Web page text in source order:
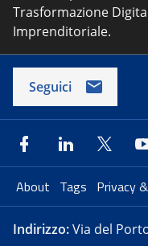
Trasformazione
Imprenditoriale.
Seguici
About Tags Privacy
Indirizzo:Via del